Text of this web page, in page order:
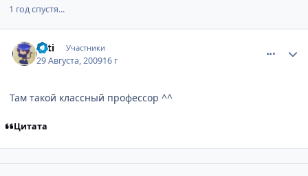
1 год спустя...
Tuti Участники
29 Августа, 200916 г
Там такой классный профессор ^^
Цитата